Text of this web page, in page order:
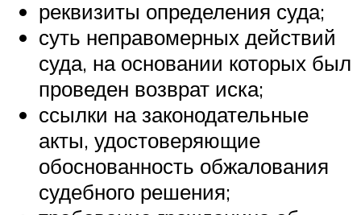
реквизиты определения суда;
суть неправомерных действий
суда, на основании которых был
проведен возврат иска;
ссылки на законодательные
акты, удостоверяющие
обоснованность обжалования
судебного решения;